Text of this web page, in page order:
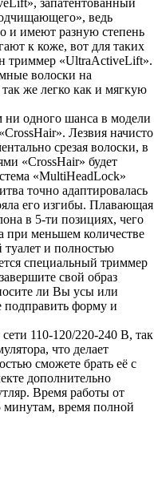
запатентованный
ведь
и имеют разную степень
к коже, вот для таких
триммер «UltraActiveLift».
волоски на
же легко как и мягкую
ни одного шанса в модели
Лезвия начисто
срезая волоски, в
«CrossHair» будет
«MultiHeadLock»
точно адаптировалась
его изгибы. Плавающая
в 5-ти позициях, чего
при меньшем количестве
туалет и полностью
специальный триммер
свой образ
ли Вы усы или
форму и
110-120/220-240 В, так
что делает
сможете брать её с
дополнительно
Время работы от
минутам, время полной